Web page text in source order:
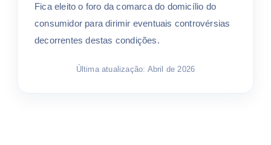
Fica eleito o foro da comarca do domicílio do
consumidor para dirimir eventuais controvérsias
decorrentes destas condições.
Última atualização: Abril de 2026